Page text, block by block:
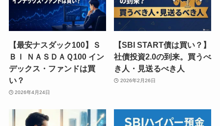
【最安ナスダック100】Ｓ
ＢＩ ＮＡＳＤＡＱ100 イン
デックス・ファンドは買
い？
2026年4月24日
【SBI START債は買い？】
社債投資2.0の到来。買うべ
き人・見送るべき人
2026年2月26日